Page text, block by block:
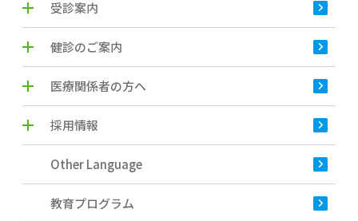
受診案内
健診のご案内
医療関係者の方へ
採用情報
Other Language
教育プログラム